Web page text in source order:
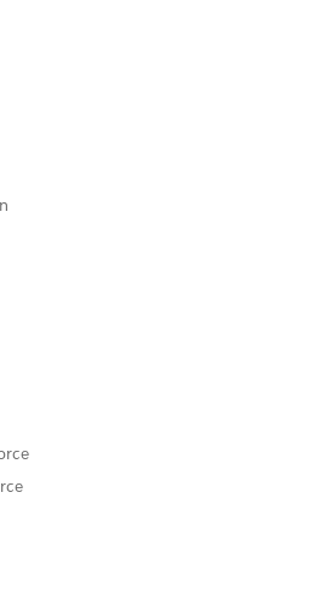
con acciones Modificar y
la tarea de modificar y
la lista de citas existentes en la
de citas, los usuarios pueden hacer
cita para cambiar detalles de
hora, el proveedor y el activo. Los
hacer clic en la acción Cancelar
individuales.
ARTÍCULO SU PROBLEMA?
cómo podemos mejorar!